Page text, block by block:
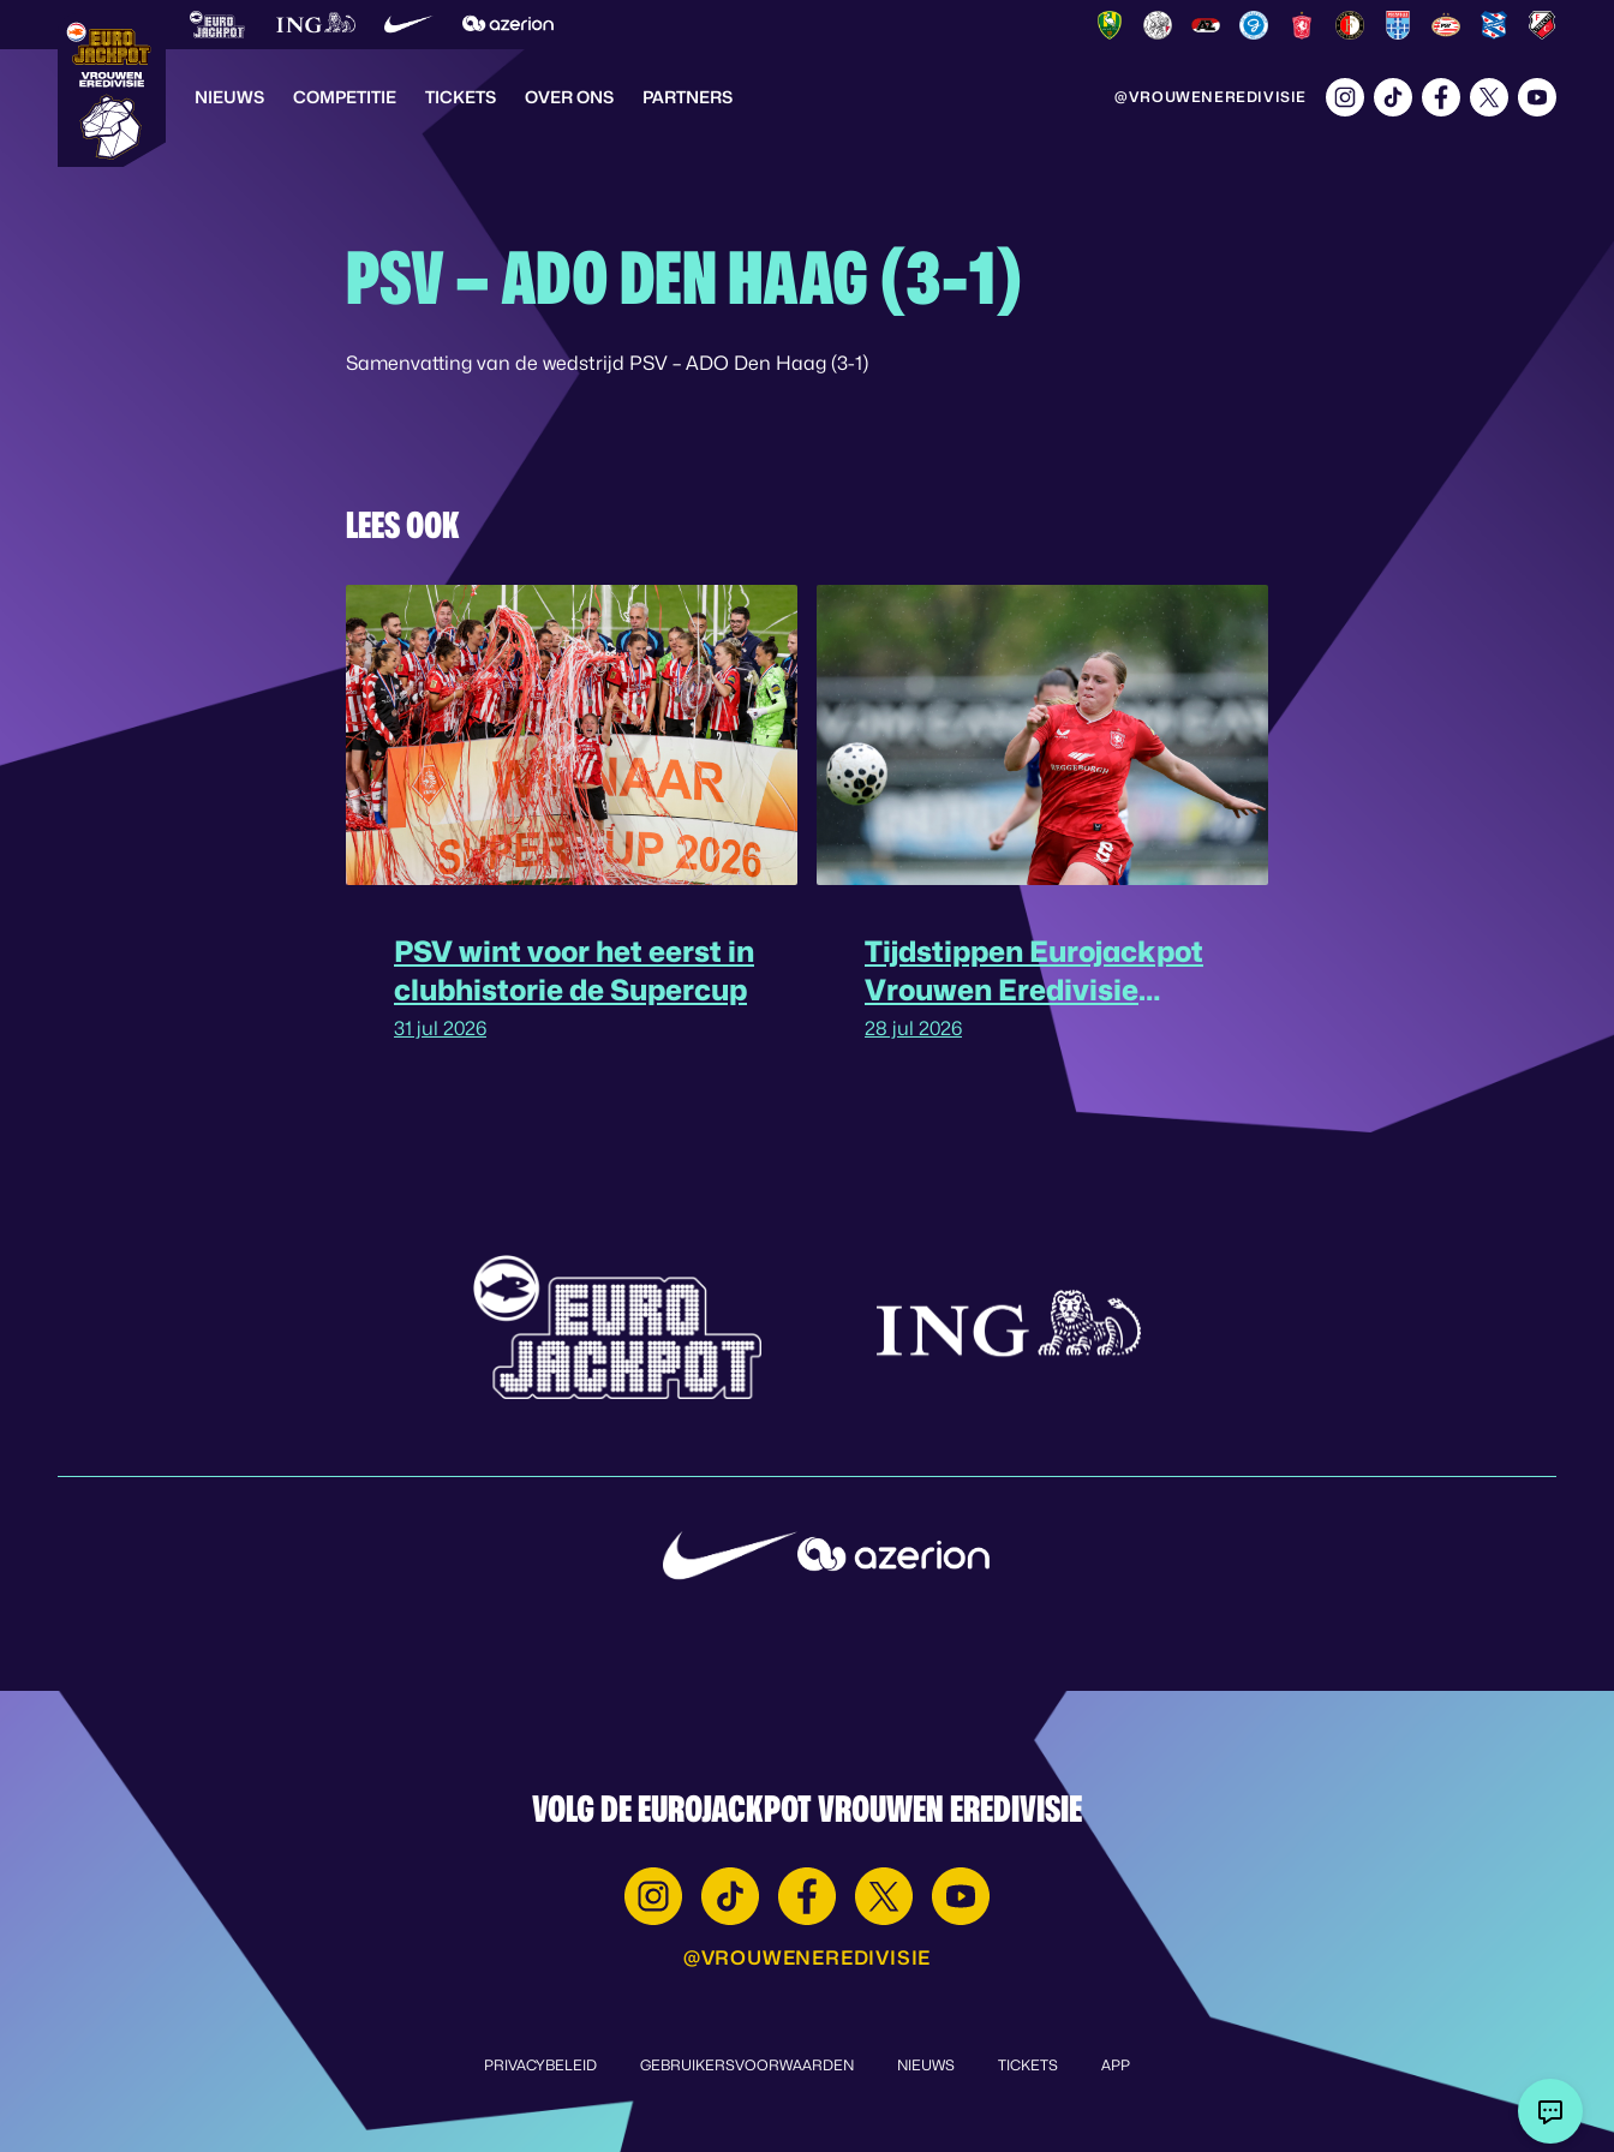
NIEUWS COMPETITIE TICKETS OVER ONS PARTNERS @VROUWENEREDIVISIE
PSV – ADO DEN HAAG (3-1)
Samenvatting van de wedstrijd PSV – ADO Den Haag (3-1)
LEES OOK
PSV wint voor het eerst in
clubhistorie de Supercup
31 jul 2026
Tijdstippen Eurojackpot
Vrouwen Eredivisie
omgedraaid
28 jul 2026
VOLG DE EUROJACKPOT VROUWEN EREDIVISIE
@VROUWENEREDIVISIE
PRIVACYBELEID GEBRUIKERSVOORWAARDEN NIEUWS TICKETS APP